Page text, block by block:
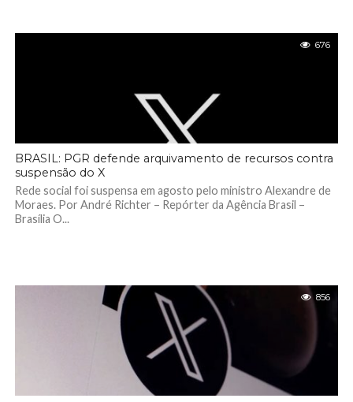
676
BRASIL: PGR defende arquivamento de recursos contra
suspensão do X
Rede social foi suspensa em agosto pelo ministro Alexandre de
Moraes. Por André Richter – Repórter da Agência Brasil –
Brasília O...
856